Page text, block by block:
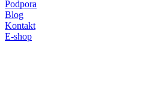
Podpora
Blog
Kontakt
E-shop